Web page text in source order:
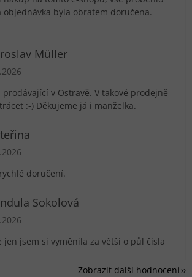
objednávka byla obratem doručena.
Müller
obchodu je 5 z 5 hvězdiček.
v Ostravě. V takové prodejně
:-) Děkujeme já i manželka.
obchodu je 5 z 5 hvězdiček.
doručení.
Sokolová
obchodu je 5 z 5 hvězdiček.
jen jsem si vyměnila za větší o půl čísla
Zobrazit další hodnocení